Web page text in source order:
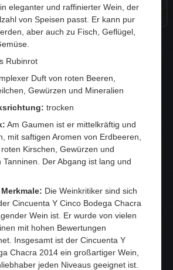
eleganter und raffinierter Wein, der
von Speisen passt. Er kann pur
aber auch zu Fisch, Geflügel,
Rubinrot
Duft von roten Beeren,
Gewürzen und Mineralien
trocken
Am Gaumen ist er mittelkräftig und
mit saftigen Aromen von Erdbeeren,
Kirschen, Gewürzen und
Tanninen. Der Abgang ist lang und
Die Weinkritiker sind sich
Cincuenta Y Cinco Bodega Chacra
Wein ist. Er wurde von vielen
mit hohen Bewertungen
Insgesamt ist der Cincuenta Y
Chacra 2014 ein großartiger Wein,
jeden Niveaus geeignet ist.